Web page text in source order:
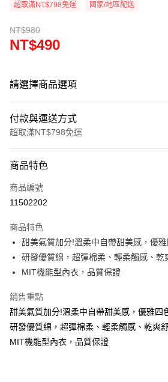
超取滿NT$798免運 國家/地區配送
NT$980
NT$490
請選擇商品選項
付款與運送方式
超取滿NT$798免運
信用卡一次付款
超商取貨付款
Apple Pay
街口支付
ATM付款
貨到付款
商品特色
商品編號
11502202
商品特色
甜美氣質加分!溫柔中自帶甜美感，優
研發優質綿，超彈棉柔、輕柔觸感、乾
MIT機能型內衣，品質保證
銷售重點
甜美氣質加分!溫柔中自帶甜美感，優雅四
研發優質綿，超彈棉柔、輕柔觸感、乾爽
MIT機能型內衣，品質保證